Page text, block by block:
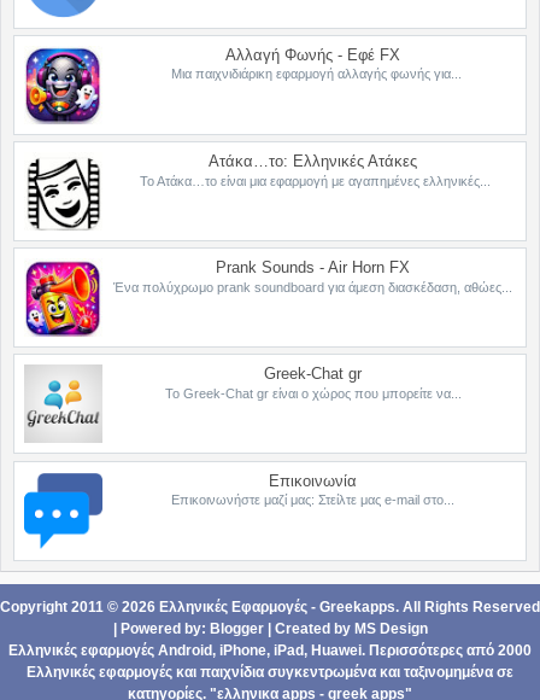
Αλλαγή Φωνής - Εφέ FX
Μια παιχνιδιάρικη εφαρμογή αλλαγής φωνής για...
Ατάκα…το: Ελληνικές Ατάκες
Το Ατάκα…το είναι μια εφαρμογή με αγαπημένες ελληνικές...
Prank Sounds - Air Horn FX
Ένα πολύχρωμο prank soundboard για άμεση διασκέδαση, αθώες...
Greek-Chat gr
Το Greek-Chat gr είναι ο χώρος που μπορείτε να...
Επικοινωνία
Επικοινωνήστε μαζί μας: Στείλτε μας e-mail στο...
Copyright 2011 © 2026 Ελληνικές Εφαρμογές - Greekapps. All Rights Reserved
| Powered by: Blogger| Created by MS Design
Ελληνικές εφαρμογές Android, iPhone, iPad, Ηuawei. Περισσότερες από 2000
Ελληνικές εφαρμογές και παιχνίδια συγκεντρωμένα και ταξινομημένα σε
κατηγορίες. "ελληνικα apps - greek apps"